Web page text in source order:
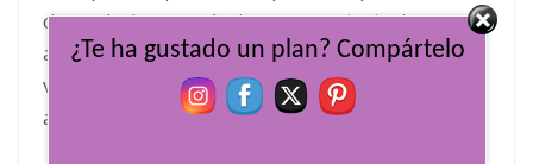
desembolso económico muy serio, incluso por
algo tan sencillo como un esguince o algún
virus intestinal. Y yendo con niños, ¿quién se
arriesga?.
¿Te ha gustado un plan? Compártelo